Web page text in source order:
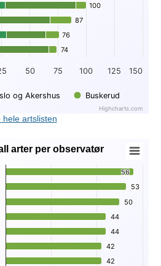
100
100
87
87
76
76
74
74
og Akershus Buskerud
50 75 100 125 150
Highcharts.com
hele artslisten
per observatør
antall arter per observatør
Observatør.
. Data ranges from 41 to
arter per observatør
56
56
53
53
50
50
44
44
44
44
42
42
42
42